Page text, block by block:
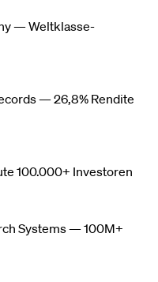
— Weltklasse-
— 26,8% Rendite
100.000+ Investoren
Systems — 100M+